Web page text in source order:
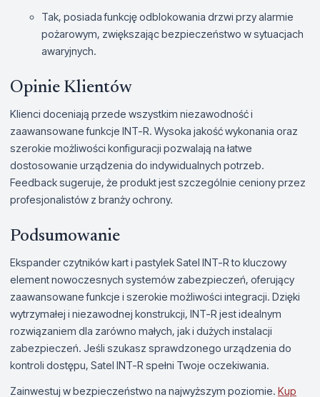
Tak, posiada funkcję odblokowania drzwi przy alarmie
pożarowym, zwiększając bezpieczeństwo w sytuacjach
awaryjnych.
Opinie Klientów
Klienci doceniają przede wszystkim niezawodność i
zaawansowane funkcje INT-R. Wysoka jakość wykonania oraz
szerokie możliwości konfiguracji pozwalają na łatwe
dostosowanie urządzenia do indywidualnych potrzeb.
Feedback sugeruje, że produkt jest szczególnie ceniony przez
profesjonalistów z branży ochrony.
Podsumowanie
Ekspander czytników kart i pastylek Satel INT-R to kluczowy
element nowoczesnych systemów zabezpieczeń, oferujący
zaawansowane funkcje i szerokie możliwości integracji. Dzięki
wytrzymałej i niezawodnej konstrukcji, INT-R jest idealnym
rozwiązaniem dla zarówno małych, jak i dużych instalacji
zabezpieczeń. Jeśli szukasz sprawdzonego urządzenia do
kontroli dostępu, Satel INT-R spełni Twoje oczekiwania.
Zainwestuj w bezpieczeństwo na najwyższym poziomie. Kup